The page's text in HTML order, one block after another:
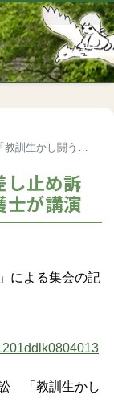
う」弁護士が講演
し止め訴
が講演
による集会の記
「教訓生かし